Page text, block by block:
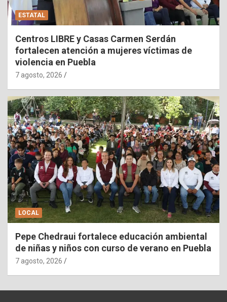
ESTATAL
Centros LIBRE y Casas Carmen Serdán
fortalecen atención a mujeres víctimas de
violencia en Puebla
7 agosto, 2026
LOCAL
Pepe Chedraui fortalece educación ambiental
de niñas y niños con curso de verano en Puebla
7 agosto, 2026